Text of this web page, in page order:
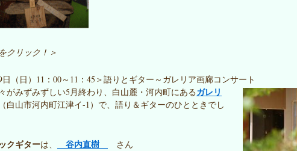
クリック！＞
日（日）11：00～11：45＞語りとギター～ガレリア画廊コンサート
がみずみずしい5月終わり、白山麓・河内町にあるガレリ
（白山市河内町江津イ-1）で、語り＆ギターのひとときでし
クギターは、 谷内直樹 さん